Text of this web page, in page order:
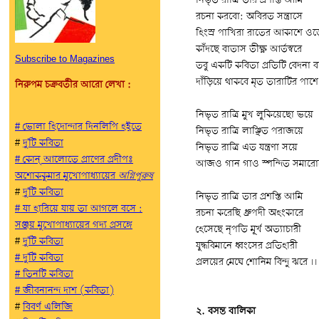
Subscribe to Magazines
নিরুপম চক্রবর্তীর আরো লেখা :
# ভোলা হিদোন্দার দিনলিপি হইতে
#দু'টি কবিতা
#কোন্‌ আলোতে প্রাণের প্রদীপঃ
অশোককুমার মুখোপাধ্যায়েরঅগ্নিপুরুষ
#দু'টি কবিতা
#যা হারিয়ে যায় তা আগলে বসে :
সঞ্জয় মুখোপাধ্যায়ের গদ্য প্রসঙ্গে
#দু'টি কবিতা
#দু'টি কবিতা
#তিনটি কবিতা
#জীবনানন্দ দাশ (কবিতা)
#বিবর্ণ এলিজি
রচনা করবো: অবিরত সন্ত্রাসে
হিংস্র পাখিরা রাতের আকাশে
কাঁদছে বাতাস তীক্ষ্ণ আর্তস্বরে
তবু একটি কবিতা প্রতিটি বেদনা
দাঁড়িয়ে থাকবে মৃত তারাটির
নিভৃত রাত্রি মুখ লুকিয়েছো ভয়ে
নিভৃত রাত্রি লাঞ্ছিত পরাজয়ে
নিভৃত রাত্রি এত যন্ত্রণা সয়ে
আজও গান গাও স্পন্দিত
নিভৃত রাত্রি তার প্রশস্তি আমি
রচনা করেছি ধ্রুপদী অহংকারে
হেসেছে নৃপতি মূর্খ অত্যাচারী
যুদ্ধবিমানে ধ্বংসের প্রতিহারী
প্রলয়ের মেঘে শোনিম বিন্দু ঝরে ৷৷
২. বসন্ত বালিকা